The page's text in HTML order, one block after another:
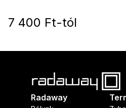
7 400 Ft-tól
Radaway